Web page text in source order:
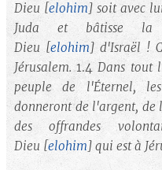
Dieu [elohim]soit avec
Juda et bâtisse la
Dieu[elohim] d'Israël !
Jérusalem.1.4Dans tout
peuple de l'Éternel,
donneront de l'argent, de
des offrandes
Dieu [elohim] qui est à